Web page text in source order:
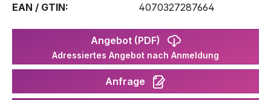
EAN / GTIN:
4070327287664
Angebot (PDF)
Adressiertes Angebot nach Anmeldung
Anfrage